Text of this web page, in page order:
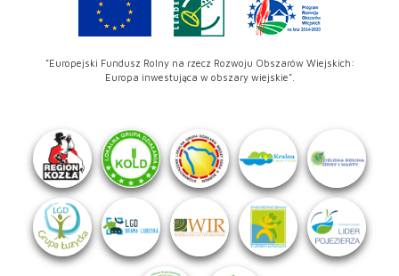
"Europejski Fundusz Rolny na rzecz Rozwoju Obszarów Wiejskich:
Europa inwestująca w obszary wiejskie".